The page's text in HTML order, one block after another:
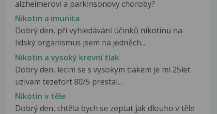
alzheimerovi a parkinsonovy choroby?
Nikotin a imunita
Dobrý den, při vyhledávání účinků nikotinu na
lidský organismus jsem na jedněch...
Nikotin a vysoký krevní tlak
Dobry den, lecim se s vysokym tlakem je mi 25let
uzivam tezefort 80/5 prestal...
Nikotin v těle
Dobrý den, chtěla bych se zeptat jak dlouho v těle